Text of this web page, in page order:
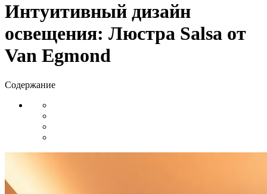
Интуитивный дизайн
освещения: Люстра Salsa от
Van Egmond
Содержание